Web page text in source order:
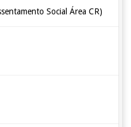
Social Área CR)